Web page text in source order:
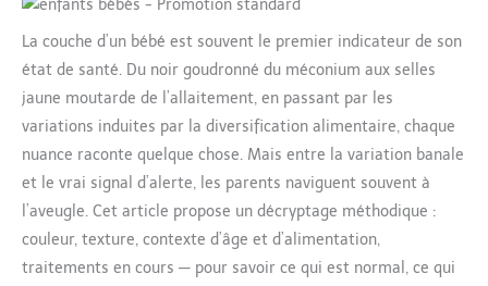
La couche d’un bébé est souvent le premier indicateur de son
état de santé. Du noir goudronné du méconium aux selles
jaune moutarde de l’allaitement, en passant par les
variations induites par la diversification alimentaire, chaque
nuance raconte quelque chose. Mais entre la variation banale
et le vrai signal d’alerte, les parents naviguent souvent à
l’aveugle. Cet article propose un décryptage méthodique :
couleur, texture, contexte d’âge et d’alimentation,
traitements en cours — pour savoir ce qui est normal, ce qui